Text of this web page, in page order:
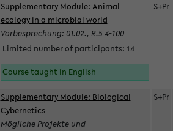
Supplementary Module: Animal
ecology in a microbial world
Vorbesprechung: 01.02., R.5 4-100
Limited number of participants: 14
Course taught in English
S+Pr
Supplementary Module: Biological
Cybernetics
Mögliche Projekte und
S+Pr